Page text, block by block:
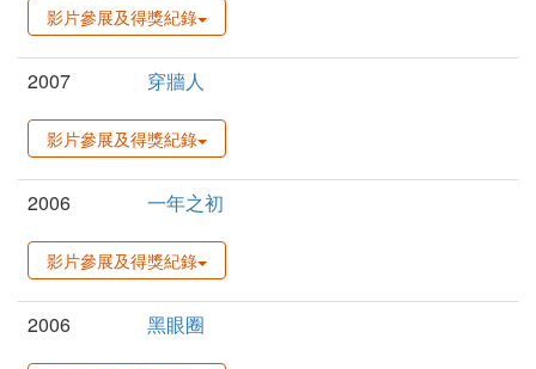
影片參展及得獎紀錄
2007 穿牆人
影片參展及得獎紀錄
2006 一年之初
影片參展及得獎紀錄
2006 黑眼圈